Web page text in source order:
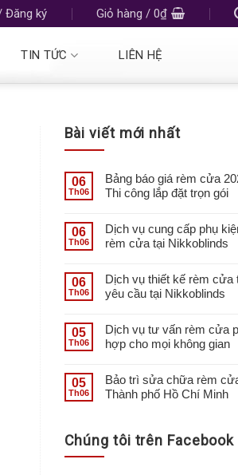
Đăng ký Giỏ hàng / 0₫
TIN TỨC LIÊN HỆ
Bài viết mới nhất
06
Th06
Bảng báo giá rèm cửa
Thi công lắp đặt trọn gói
06
Th06
Dịch vụ cung cấp phụ
rèm cửa tại Nikkoblinds
06
Th06
Dịch vụ thiết kế rèm cửa
yêu cầu tại Nikkoblinds
05
Th06
Dịch vụ tư vấn rèm cửa
hợp cho mọi không gian
05
Th06
Bảo trì sửa chữa rèm
Thành phố Hồ Chí Minh
Chúng tôi trên Facebook